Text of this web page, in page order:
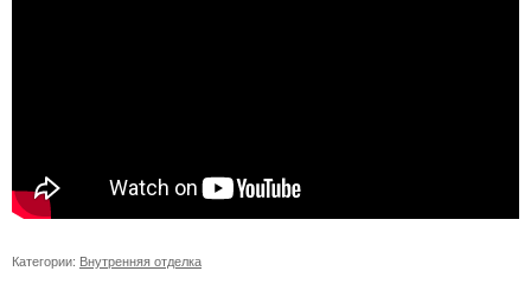
Категории: Внутренняя отделка